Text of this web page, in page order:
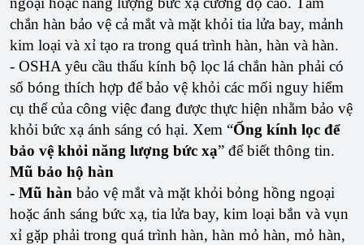
chắn hàn bảo vệ cả mắt và mặt khỏi tia lửa bay, mảnh
kim loại và xỉ tạo ra trong quá trình hàn, hàn và hàn.
- OSHA yêu cầu thấu kính bộ lọc lá chắn hàn phải có
số bóng thích hợp để bảo vệ khỏi các mối nguy hiểm
cụ thể của công việc đang được thực hiện nhằm bảo vệ
khỏi bức xạ ánh sáng có hại. Xem “Ống kính lọc để
bảo vệ khỏi năng lượng bức xạ” để biết thông tin.
Mũ bảo hộ hàn
- Mũ hàn bảo vệ mắt và mặt khỏi bỏng hồng ngoại
hoặc ánh sáng bức xạ, tia lửa bay, kim loại bắn và vụn
xỉ gặp phải trong quá trình hàn, hàn mỏ hàn, mỏ hàn,